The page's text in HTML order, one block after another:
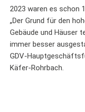
2023 waren es schon
„Der Grund für den
Gebäude und Häuser
immer besser
GDV-
Käfer-Rohrbach.